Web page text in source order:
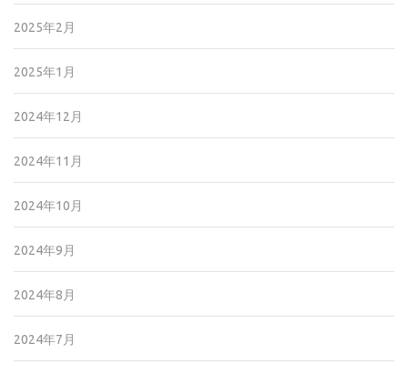
2025年2月
2025年1月
2024年12月
2024年11月
2024年10月
2024年9月
2024年8月
2024年7月